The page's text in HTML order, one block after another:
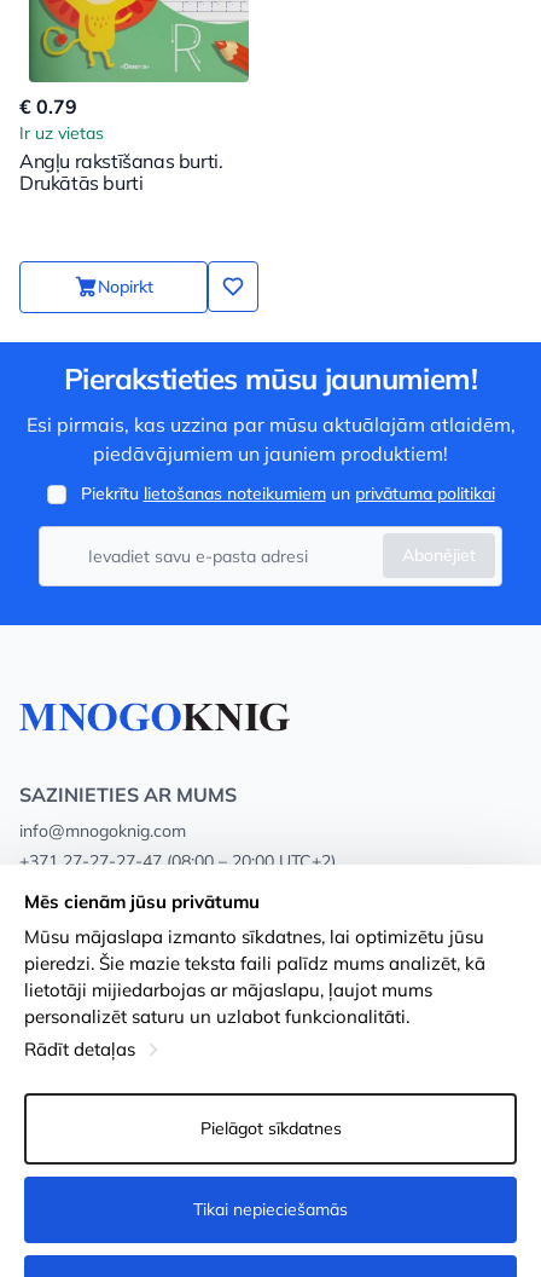
€ 0.79
Ir uz vietas
Angļu rakstīšanas burti.
Drukātās burti
Nopirkt
Pierakstieties mūsu jaunumiem!
Esi pirmais, kas uzzina par mūsu aktuālajām atlaidēm,
piedāvājumiem un jauniem produktiem!
Piekrītu lietošanas noteikumiemun privātuma politikai
Abonējiet
SAZINIETIES AR MUMS
info@mnogoknig.com
+371 27-27-27-47 (08:00 – 20:00 UTC+2)
Rīga, Augusta Deglava 69d, LV-1082
Par mums
Veikali
Apmaksa un piegāde
Loayalitātes kartes
Vairumtirdzniecības pircējiem
Privātuma politika
Noteikumi un nosacījumi
Preču atgriešanās
Sīkdatņu iestatījumi
Mēs cienām jūsu privātumu
Mūsu mājaslapa izmanto sīkdatnes, lai optimizētu jūsu
pieredzi. Šie mazie teksta faili palīdz mums analizēt, kā
lietotāji mijiedarbojas ar mājaslapu, ļaujot mums
personalizēt saturu un uzlabot funkcionalitāti.
Rādīt detaļas
Pielāgot sīkdatnes
Tikai nepieciešamās